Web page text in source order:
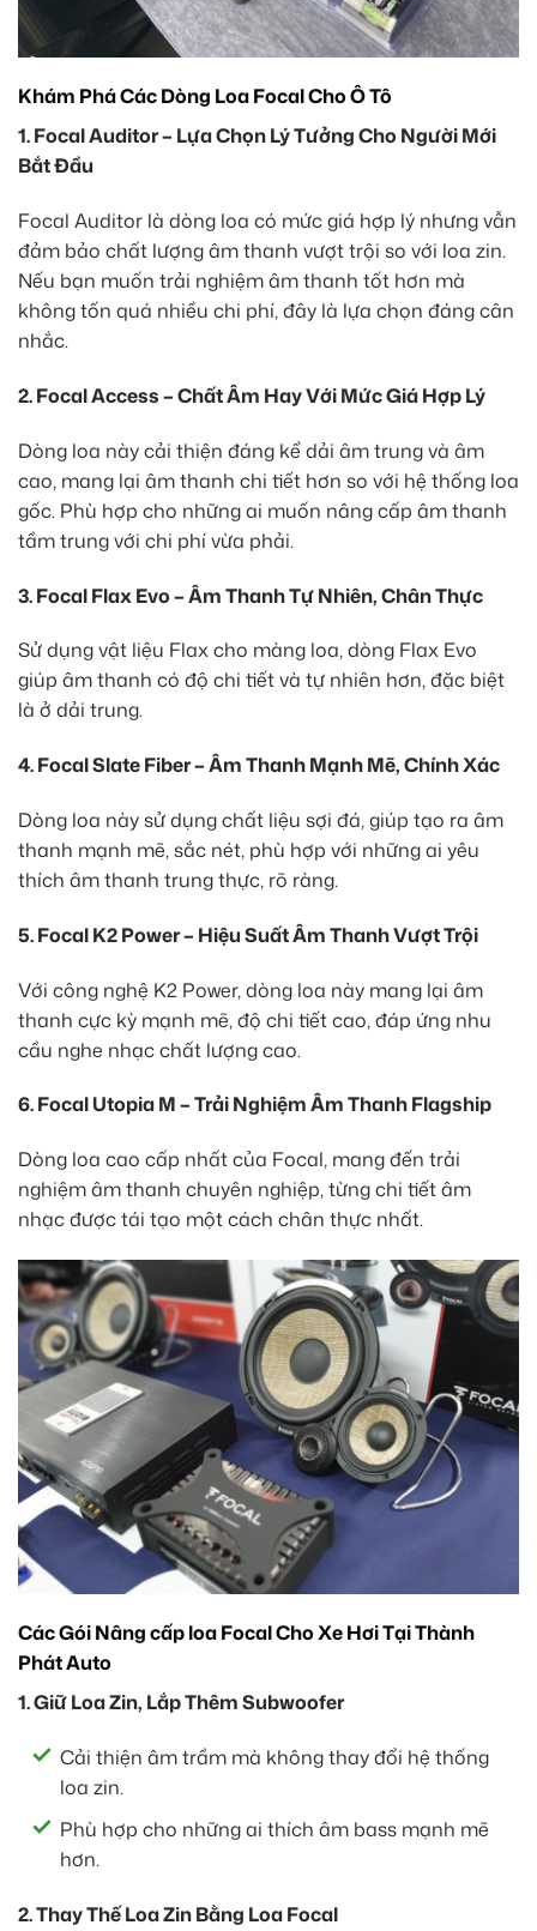
Khám Phá Các Dòng Loa Focal Cho Ô Tô
1. Focal Auditor – Lựa Chọn Lý Tưởng Cho Người Mới
Bắt Đầu
Focal Auditor là dòng loa có mức giá hợp lý nhưng vẫn
đảm bảo chất lượng âm thanh vượt trội so với loa zin.
Nếu bạn muốn trải nghiệm âm thanh tốt hơn mà
không tốn quá nhiều chi phí, đây là lựa chọn đáng cân
nhắc.
2. Focal Access – Chất Âm Hay Với Mức Giá Hợp Lý
Dòng loa này cải thiện đáng kể dải âm trung và âm
cao, mang lại âm thanh chi tiết hơn so với hệ thống loa
gốc. Phù hợp cho những ai muốn nâng cấp âm thanh
tầm trung với chi phí vừa phải.
3. Focal Flax Evo – Âm Thanh Tự Nhiên, Chân Thực
Sử dụng vật liệu Flax cho màng loa, dòng Flax Evo
giúp âm thanh có độ chi tiết và tự nhiên hơn, đặc biệt
là ở dải trung.
4. Focal Slate Fiber – Âm Thanh Mạnh Mẽ, Chính Xác
Dòng loa này sử dụng chất liệu sợi đá, giúp tạo ra âm
thanh mạnh mẽ, sắc nét, phù hợp với những ai yêu
thích âm thanh trung thực, rõ ràng.
5. Focal K2 Power – Hiệu Suất Âm Thanh Vượt Trội
Với công nghệ K2 Power, dòng loa này mang lại âm
thanh cực kỳ mạnh mẽ, độ chi tiết cao, đáp ứng nhu
cầu nghe nhạc chất lượng cao.
6. Focal Utopia M – Trải Nghiệm Âm Thanh Flagship
Dòng loa cao cấp nhất của Focal, mang đến trải
nghiệm âm thanh chuyên nghiệp, từng chi tiết âm
nhạc được tái tạo một cách chân thực nhất.
Các Gói Nâng cấp loa Focal Cho Xe Hơi Tại Thành
Phát Auto
1. Giữ Loa Zin, Lắp Thêm Subwoofer
Cải thiện âm trầm mà không thay đổi hệ thống
loa zin.
Phù hợp cho những ai thích âm bass mạnh mẽ
hơn.
2. Thay Thế Loa Zin Bằng Loa Focal